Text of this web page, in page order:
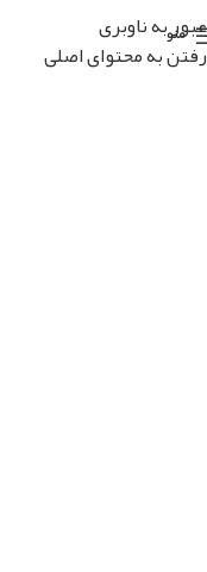
عبور به ناوبری
رفتن به محتوای اصلی
منو